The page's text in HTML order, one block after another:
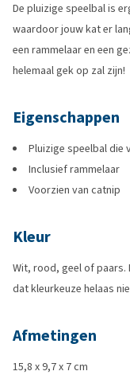
De pluizige speelbal is
waardoor jouw kat er
een rammelaar en een
helemaal gek op zal zijn!
Eigenschappen
Pluizige speelbal die
Inclusief rammelaar
Voorzien van catnip
Kleur
Wit, rood, geel of
dat kleurkeuze helaas
Afmetingen
15,8 x 9,7 x 7 cm